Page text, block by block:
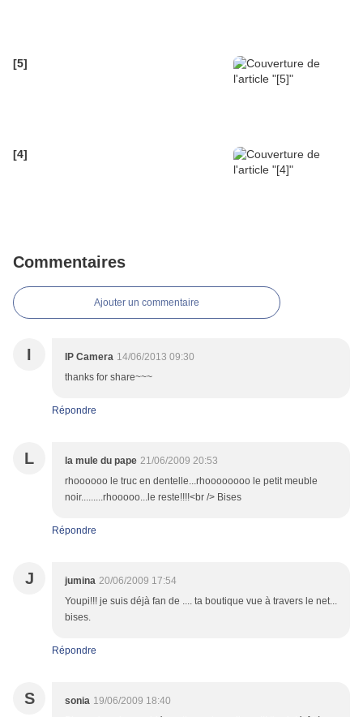
[5]
[4]
Commentaires
Ajouter un commentaire
I IP Camera 14/06/2013 09:30
thanks for share~~~
Répondre
L la mule du pape 21/06/2009 20:53
rhoooooo le truc en dentelle...rhoooooooo le petit meuble
noir.........rhooooo...le reste!!!!<br /> Bises
Répondre
J jumina 20/06/2009 17:54
Youpi!!! je suis déjà fan de .... ta boutique vue à travers le net...
bises.
Répondre
S sonia 19/06/2009 18:40